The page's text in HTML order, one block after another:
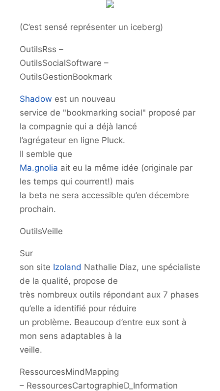
(C’est sensé représenter un iceberg)
OutilsRss –
OutilsSocialSoftware –
OutilsGestionBookmark
Shadow est un nouveau
service de "bookmarking social" proposé par
la compagnie qui a déjà lancé
l’agrégateur en ligne Pluck.
Il semble que
Ma.gnolia ait eu la même idée (originale par
les temps qui courrent!) mais
la beta ne sera accessible qu’en décembre
prochain.
OutilsVeille
Sur
son site Izoland Nathalie Diaz, une spécialiste
de la qualité, propose de
très nombreux outils répondant aux 7 phases
qu’elle a identifié pour réduire
un problème. Beaucoup d’entre eux sont à
mon sens adaptables à la
veille.
RessourcesMindMapping
– RessourcesCartographieD_Information